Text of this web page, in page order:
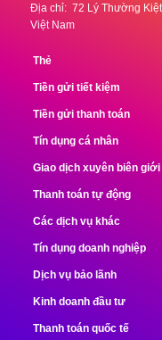
Địa chỉ: 72 Lý Thường
Việt Nam
Thẻ
Tiền gửi tiết kiệm
Tiền gửi thanh toán
Tín dụng cá nhân
Giao dịch xuyên biên giới
Thanh toán tự động
Các dịch vụ khác
Tín dụng doanh nghiệp
Dịch vụ bảo lãnh
Kinh doanh đầu tư
Thanh toán quốc tế